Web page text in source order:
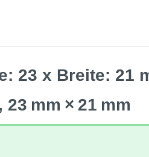
23 x Breite: 21
mm × 21 mm